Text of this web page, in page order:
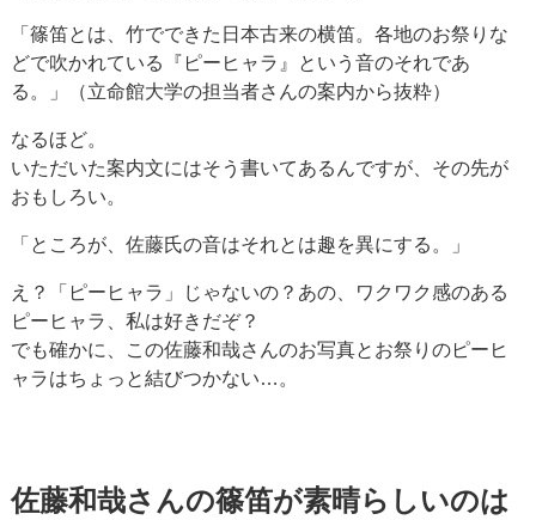
「篠笛とは、竹でできた日本古来の横笛。各地のお祭りな
どで吹かれている『ピーヒャラ』という音のそれであ
る。」（立命館大学の担当者さんの案内から抜粋）
なるほど。
いただいた案内文にはそう書いてあるんですが、その先が
おもしろい。
「ところが、佐藤氏の音はそれとは趣を異にする。」
え？「ピーヒャラ」じゃないの？あの、ワクワク感のある
ピーヒャラ、私は好きだぞ？
でも確かに、この佐藤和哉さんのお写真とお祭りのピーヒ
ャラはちょっと結びつかない…。
佐藤和哉さんの篠笛が素晴らしいのは